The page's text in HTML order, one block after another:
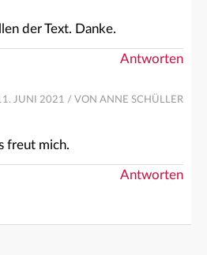
der Text. Danke.
Antworten
JUNI 2021 / VON ANNE SCHÜLLER
freut mich.
Antworten